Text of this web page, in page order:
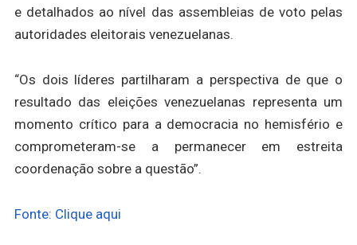
e detalhados ao nível das assembleias de voto pelas
autoridades eleitorais venezuelanas.
“Os dois líderes partilharam a perspectiva de que o
resultado das eleições venezuelanas representa um
momento crítico para a democracia no hemisfério e
comprometeram-se a permanecer em estreita
coordenação sobre a questão”.
Fonte: Clique aqui